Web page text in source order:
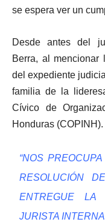
se espera ver un
Desde antes del
Berra, al
del expediente
familia de la
Cívico de
Honduras (COPINH).
“NOS
RESOLUCIÓN
ENTREGUE LA
JURISTA